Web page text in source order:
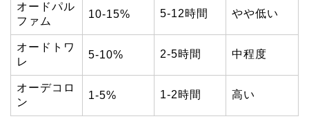
オードパル
ファム
10-15% 5-12時間 やや低い
オードトワ
レ
5-10% 2-5時間 中程度
オーデコロ
ン
1-5% 1-2時間 高い